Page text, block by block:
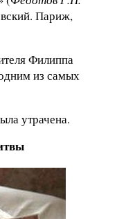
Париж,
Филиппа
из самых
утрачена.